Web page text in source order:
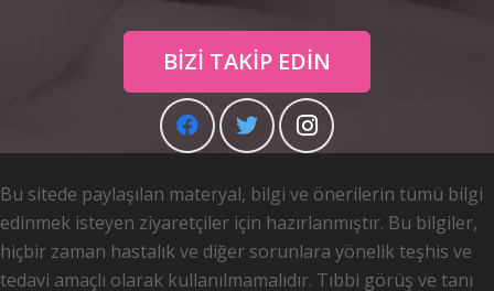
BİZİ TAKİP EDİN
Bu sitede paylaşılan materyal, bilgi ve önerilerin tümü bilgi
edinmek isteyen ziyaretçiler için hazırlanmıştır. Bu bilgiler,
hiçbir zaman hastalık ve diğer sorunlara yönelik teşhis ve
tedavi amaçlı olarak kullanılmamalıdır. Tıbbi görüş ve tanı